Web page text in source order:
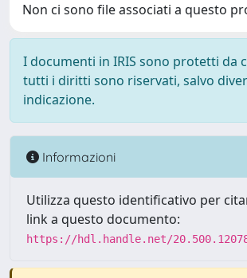
Non ci sono file associati a questo
I documenti in IRIS sono protetti da
tutti i diritti sono riservati, salvo
indicazione.
Informazioni
Utilizza questo identificativo per
link a questo documento:
https://hdl.handle.net/